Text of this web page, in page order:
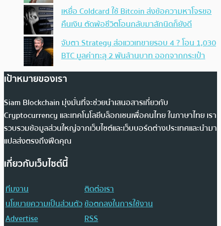
เหยื่อ Coldcard ใช้ Bitcoin ส่งข้อความหาโจรขอ
คืนเงิน ตัดพ้อชีวิตโอนกลับมาสักนิดก็ยังดี
จับตา Strategy ส่อแววเทขายรอบ 4 ? โอน 1,030
BTC มูลค่าทะลุ 2 พันล้านบาท ออกจากกระเป๋า
เป้าหมายของเรา
Siam Blockchain มุ่งมั่นที่จะช่วยนำเสนอสารเกี่ยวกับ
Cryptocurrency และเทคโนโลยีบล็อกเชนเพื่อคนไทย ในภาษาไทย เรา
รวบรวมข้อมูลส่วนใหญ่จากเว็บไซต์และเว็บบอร์ดต่างประเทศและนำมา
แปลส่งตรงถึงฟีดคุณ
เกี่ยวกับเว็บไซต์นี้
ทีมงาน
ติดต่อเรา
นโยบายความเป็นส่วนตัวข้อตกลงในการใช้งาน
Advertise
RSS